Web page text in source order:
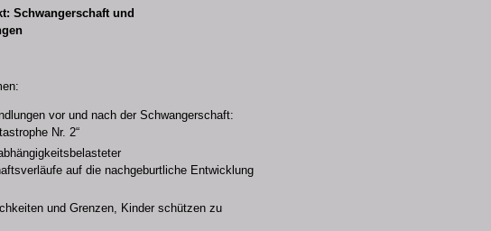
Schwangerschaft und
vor und nach der Schwangerschaft:
Nr. 2“
auf die nachgeburtliche Entwicklung
und Grenzen, Kinder schützen zu